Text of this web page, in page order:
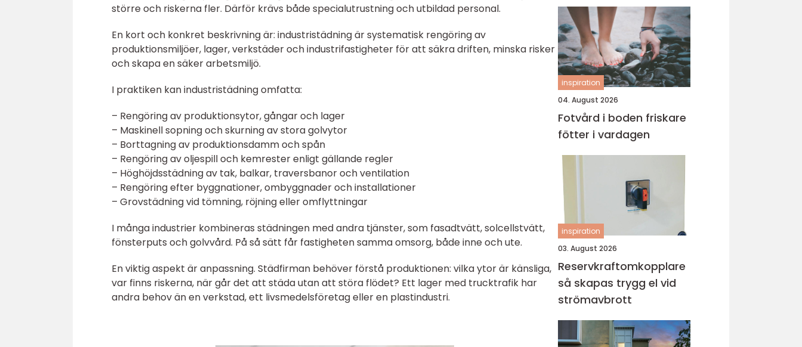
större och riskerna fler. Därför krävs både specialutrustning och utbildad personal.
En kort och konkret beskrivning är: industristädning är systematisk rengöring av
produktionsmiljöer, lager, verkstäder och industrifastigheter för att säkra driften, minska risker
och skapa en säker arbetsmiljö.
I praktiken kan industristädning omfatta:
– Rengöring av produktionsytor, gångar och lager
– Maskinell sopning och skurning av stora golvytor
– Borttagning av produktionsdamm och spån
– Rengöring av oljespill och kemrester enligt gällande regler
– Höghöjdsstädning av tak, balkar, traversbanor och ventilation
– Rengöring efter byggnationer, ombyggnader och installationer
– Grovstädning vid tömning, röjning eller omflyttningar
I många industrier kombineras städningen med andra tjänster, som fasadtvätt, solcellstvätt,
fönsterputs och golvvård. På så sätt får fastigheten samma omsorg, både inne och ute.
En viktig aspekt är anpassning. Städfirman behöver förstå produktionen: vilka ytor är känsliga,
var finns riskerna, när går det att städa utan att störa flödet? Ett lager med trucktrafik har
andra behov än en verkstad, ett livsmedelsföretag eller en plastindustri.
inspiration
04. August 2026
Fotvård i boden friskare
fötter i vardagen
inspiration
03. August 2026
Reservkraftomkopplare
så skapas trygg el vid
strömavbrott